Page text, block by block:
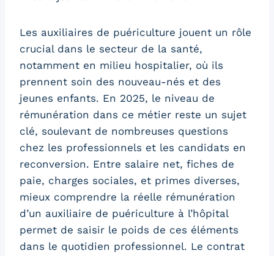
Les auxiliaires de puériculture jouent un rôle
crucial dans le secteur de la santé,
notamment en milieu hospitalier, où ils
prennent soin des nouveau-nés et des
jeunes enfants. En 2025, le niveau de
rémunération dans ce métier reste un sujet
clé, soulevant de nombreuses questions
chez les professionnels et les candidats en
reconversion. Entre salaire net, fiches de
paie, charges sociales, et primes diverses,
mieux comprendre la réelle rémunération
d’un auxiliaire de puériculture à l’hôpital
permet de saisir le poids de ces éléments
dans le quotidien professionnel. Le contrat